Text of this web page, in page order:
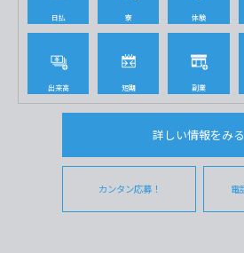
日払 寮 体験
出来高 短期 副業
詳しい情報をみる
カンタン応募！ 電